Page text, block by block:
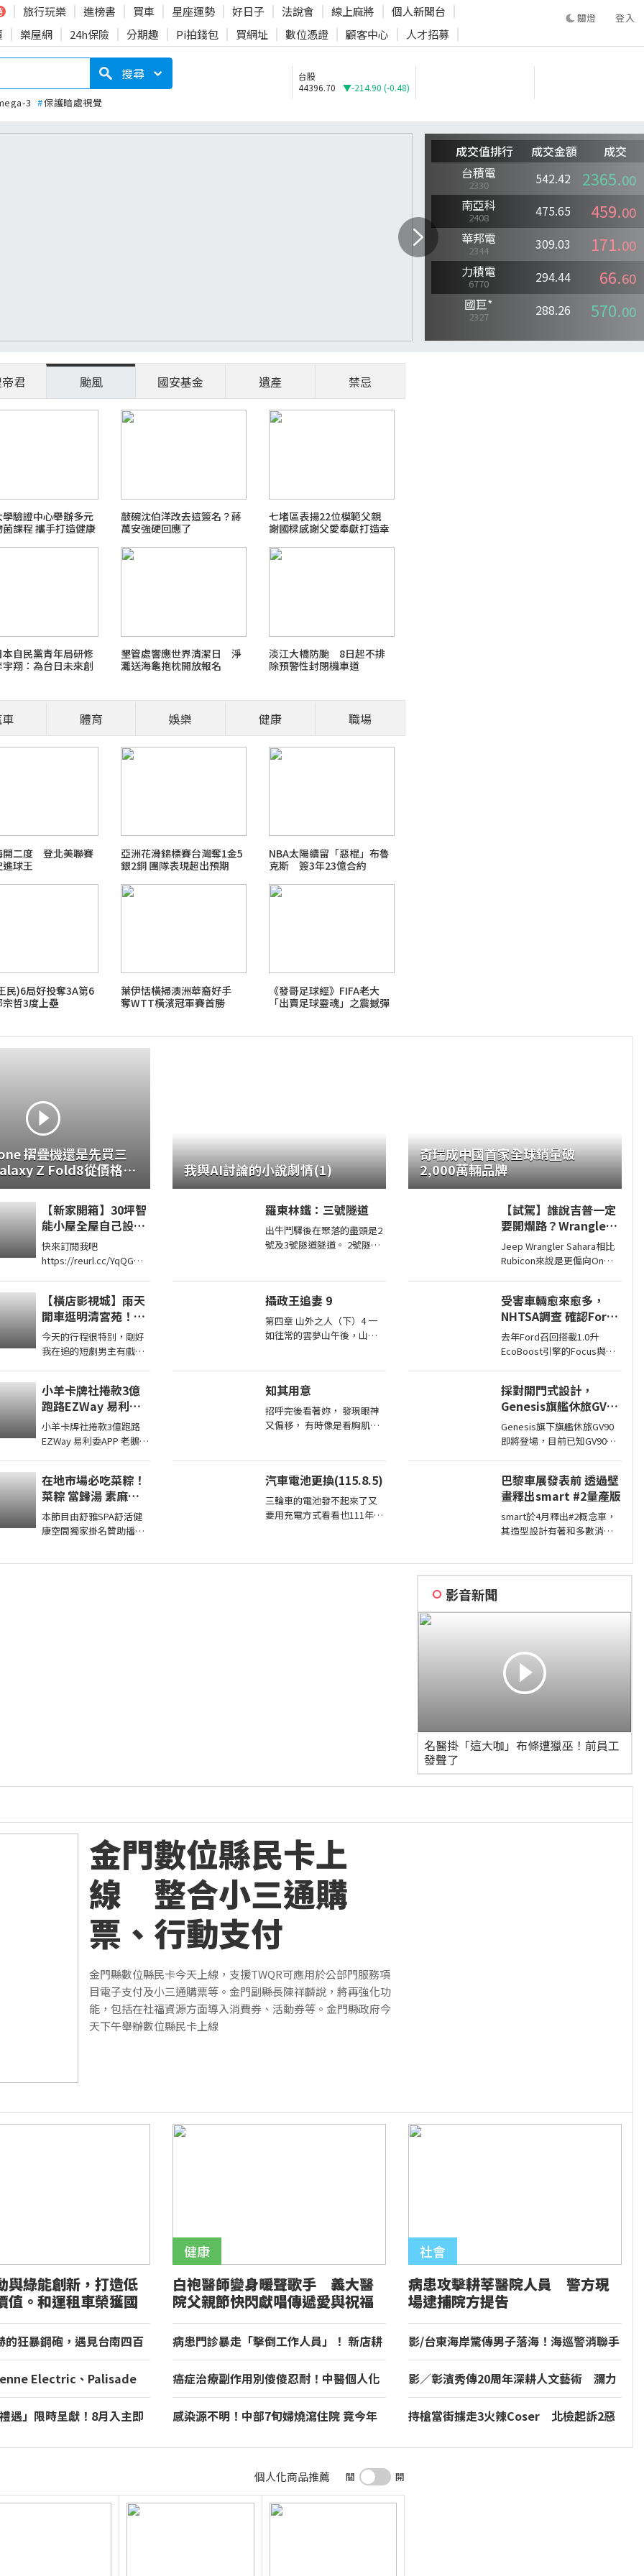
旅行玩樂 進榜書 買車 星座運勢 好日子 法說會 線上麻將
個人新聞台
樂屋網 24h保險 分期趣 Pi拍錢包 買網址 數位憑證 顧客中心 人才招募
登入
登入
搜尋
3 #保護暗處視覺
台股
44396.70
▼-214.90 (-0.48)
職場菜鳥生存
2026 FIFA世界盃足球賽
最新霸凌新聞事件！零容忍
君 颱風 國安基金 遺產 禁忌
驗證中心舉辦多元
課程 攜手打造健康
敲碗沈伯洋改去這簽名？蔣
萬安強硬回應了
七堵區表揚22位模範父親
謝國樑感謝父愛奉獻打造幸
自民黨青年局研修
翔：為台日未來創
墾管處響應世界清潔日 淨
灘送海龜抱枕開放報名
淡江大橋防颱 8日起不排
除預警性封閉機車道
體育 娛樂 健康 職場
開二度 登北美聯賽
球王
亞洲花滑錦標賽台灣奪1金5
銀2銅 團隊表現超出預期
NBA太陽續留「惡棍」布魯
克斯 簽3年23億合約
民)6局好投奪3A第6
哲3度上壘
葉伊恬橫掃澳洲華裔好手
奪WTT橫濱冠軍賽首勝
《發哥足球經》FIFA老大
「出賣足球靈魂」之震撼彈
摺疊機還是先買三
Z Fold8從價格到
箱上手分析
【新家開箱】30坪智
能小屋全屋自己設
計！自己裝潢居然省
了100萬！
快來訂閱我吧
https://reurl.cc/YqQGW0
我的FB在這兒
https://reurl.cc/5d9p5q
我 ...
【橫店影視城】雨天
開車逛明清宮苑！獨
家進入劇組探班，直
擊短劇男主定妝現
今天的行程很特別，剛好
我在追的短劇男主有戲要
看看，螢幕上的霸總私底
下是 ...
小羊卡牌社捲款3億
跑路EZWay 易利委
APP 老鵝特搜1836
小羊卡牌社捲款3億跑路
EZWay 易利委APP 老鵝特
延長至8月14日 ...
在地市場必吃菜粽！
菜粽 當歸湯 素麻醬
乾麵台南美食 西港美
食 街頭小吃 美食 美
food taiwanfood
本節目由舒雅SPA舒活健
康空間獨家掛名贊助播出
我與AI討論的小說劇情(1)
羅東林鐵：三號隧道
出牛鬥驛後在聚落的盡頭是2
號及3號隧道隧道。 2號隧道
攝政王追妻 9
第四章 山外之人（下）4 一
如往常的雲夢山午後，山霧
知其用意
招呼完後看著妳， 發現眼神
又偏移， 有時像是看胸肌，
汽車電池更換(115.8.5)
三輪車的電池發不起來了又
要用充電方式看看也111年的
奇瑞成中國首家全球銷量破
2,000萬輛品牌
【試駕】誰說吉普一定
要開爛路？Wrangler
Sahara開在平路一樣
順！
Jeep Wrangler Sahara相比
Rubicon來說是更偏向On
但這不表示Sahara的越野能
力就比較弱，絕大多數的越
野路面Sahara還是可以輕鬆
通過，但就跟標題講的一
受害車輛愈來愈多，
NHTSA調查 確認Ford
1.0升EcoBoost引擎正
時皮帶會產生碎屑導致
去年Ford召回搭載1.0升
EcoBoost引擎的Focus與
進入調查，之後甚至還擴大
範圍和技術工程分析，如今
則確認原因了。
採對開門式設計，
Genesis旗艦休旅GV90
即將現身
Genesis旗下旗艦休旅GV90
即將登場，目前已知GV90將
巴黎車展發表前 透過壁
畫釋出smart #2量產版
smart於4月釋出#2概念車，
其造型設計有著和多數消費
亮相，近日smart就透過壁畫
影音新聞
名醫掛「這大咖」布條遭獵巫！前員工
發聲了
金門數位縣民卡上
線 整合小三通購
票、行動支付
金門縣數位縣民卡今天上線，支援TWQR可應用於公部門服務項
目電子支付及小三通購票等。金門副縣長陳祥麟說，將再強化功
能，包括在社福資源方面導入消費券、活動券等。金門縣政府今
天下午舉辦數位縣民卡上線
與綠能創新，打造低
值。和運租車榮獲國
獎！
的狂暴鋼砲，遇見台南四百
Electric、Palisade
遇」限時呈獻！8月入主即
白袍醫師變身暖聲歌手 義大醫
院父親節快閃獻唱傳遞愛與祝福
病患門診暴走「擊倒工作人員」！ 新店耕
癌症治療副作用別傻傻忍耐！中醫個人化
感染源不明！中部7旬婦燒瀉住院 竟今年
病患攻擊耕莘醫院人員 警方現
場逮捕院方提告
影/台東海岸驚傳男子落海！海巡警消聯手
影／彰濱秀傳20周年深耕人文藝術 瀰力
持槍當街擄走3火辣Coser 北檢起訴2惡
個人化商品推薦 關 開